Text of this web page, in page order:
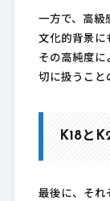
一方で、高級
文化的背景に
その高純度に
切に扱うこと
K18と
最後に、それ